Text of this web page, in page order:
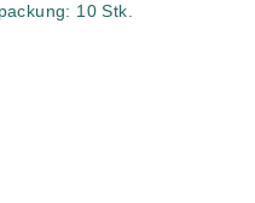
10 Stk.